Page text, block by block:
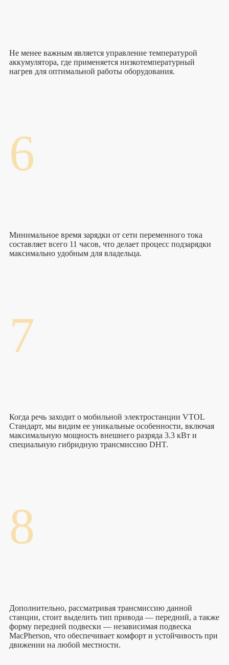
Не менее важным является управление температурой
аккумулятора, где применяется низкотемпературный
нагрев для оптимальной работы оборудования.
6
Минимальное время зарядки от сети переменного тока
составляет всего 11 часов, что делает процесс подзарядки
максимально удобным для владельца.
7
Когда речь заходит о мобильной электростанции VTOL
Стандарт, мы видим ее уникальные особенности, включая
максимальную мощность внешнего разряда 3.3 кВт и
специальную гибридную трансмиссию DHT.
8
Дополнительно, рассматривая трансмиссию данной
станции, стоит выделить тип привода — передний, а также
форму передней подвески — независимая подвеска
MacPherson, что обеспечивает комфорт и устойчивость при
движении на любой местности.